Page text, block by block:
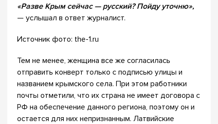
«Разве Крым сейчас — русский? Пойду уточню»,
— услышал в ответ журналист.
Источник фото: the-1.ru
Тем не менее, женщина все же согласилась
отправить конверт только с подписью улицы и
названием крымского села. При этом работники
почты отметили, что их страна не имеет договора с
РФ на обеспечение данного региона, поэтому он и
остается для них непризнанным. Латвийские